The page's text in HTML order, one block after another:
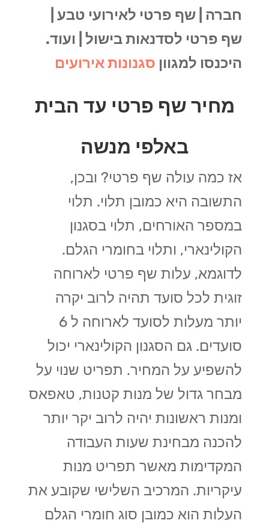
חברה | שף פרטי לאירועי טבע |
שף פרטי לסדנאות בישול | ועוד.
היכנסו למגוון סגנונות אירועים
מחיר שף פרטי עד הבית
באלפי מנשה
אז כמה עולה שף פרטי? ובכן,
התשובה היא כמובן תלוי. תלוי
במספר האורחים, תלוי בסגנון
הקולינארי, ותלוי בחומרי הגלם.
לדוגמא, עלות שף פרטי לארוחה
זוגית לכל סועד תהיה לרוב יקרה
יותר מעלות לסועד לארוחה ל 6
סועדים. גם הסגנון הקולינארי יכול
להשפיע על המחיר. תפריט שנוי על
מבחר גדול של מנות קטנות, טאפאס
ומנות ראשונות יהיה לרוב יקר יותר
להכנה מבחינת שעות העבודה
המקדימות מאשר תפריט מנות
עיקריות. המרכיב השלישי שקובע את
העלות הוא כמובן סוג חומרי הגלם